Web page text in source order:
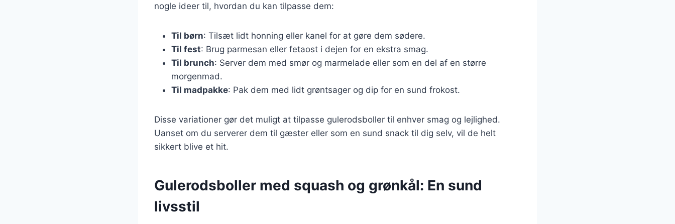
nogle ideer til, hvordan du kan tilpasse dem:
Til børn: Tilsæt lidt honning eller kanel for at gøre dem sødere.
Til fest: Brug parmesan eller fetaost i dejen for en ekstra smag.
Til brunch: Server dem med smør og marmelade eller som en del af en større
morgenmad.
Til madpakke: Pak dem med lidt grøntsager og dip for en sund frokost.
Disse variationer gør det muligt at tilpasse gulerodsboller til enhver smag og lejlighed.
Uanset om du serverer dem til gæster eller som en sund snack til dig selv, vil de helt
sikkert blive et hit.
Gulerodsboller med squash og grønkål: En sund
livsstil